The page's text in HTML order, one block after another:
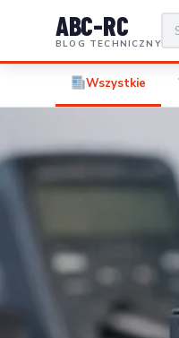
ABC-RC
BLOG TECHNICZNY
Wszystkie